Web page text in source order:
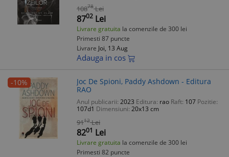
10878 Lei
8702 Lei
Livrare gratuita la comenzile de 300 lei
Primesti 87 puncte
Livrare Joi, 13 Aug
Adauga in cos
-10%
Joc De Spioni, Paddy Ashdown - Editura
RAO
Anul publicarii: 2023 Editura: rao Raft: 107 Pozitie:
107d1 Dimensiuni: 20x13 cm
9112 Lei
8201 Lei
Livrare gratuita la comenzile de 300 lei
Primesti 82 puncte